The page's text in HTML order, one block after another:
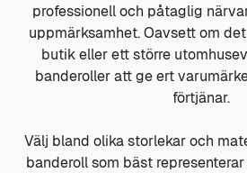
professionell och påtaglig
uppmärksamhet. Oavsett om
butik eller ett större
banderoller att ge ert
förtjänar.
Välj bland olika storlekar och
banderoll som bäst